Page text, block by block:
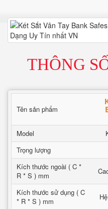
THÔNG
Tên sản phẩm
Model
Trọng lượng
Kích thước ngoài ( C *
R * S ) mm
Kích thước sử dụng ( C
* R * S ) mm